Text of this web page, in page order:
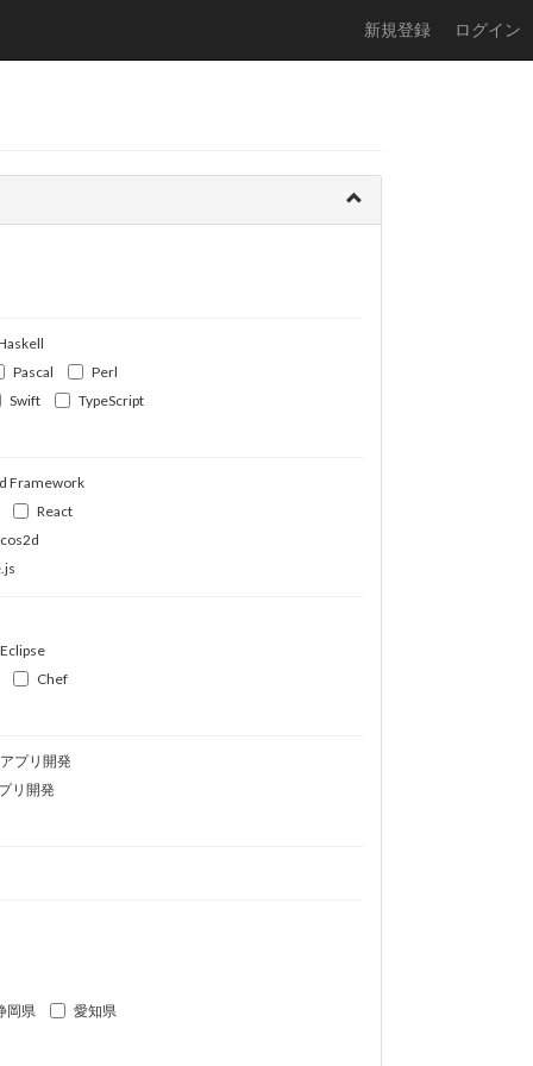
新規登録 ログイン
Pascal
Perl
Swift
TypeScript
Framework
React
Eclipse
Chef
プリ開発
リ開発
岡県
愛知県